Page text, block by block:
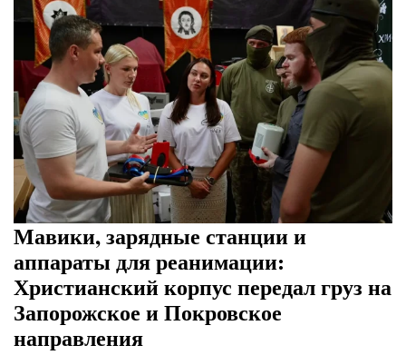
Мавики, зарядные станции и
аппараты для реанимации:
Христианский корпус передал груз на
Запорожское и Покровское
направления